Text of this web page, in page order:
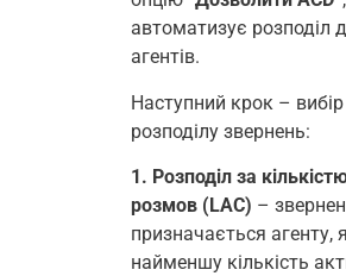
автоматизує розподіл
агентів.
Наступний крок –
розподілу звернень:
1. Розподіл за
розмов (LAC) –
призначається агенту,
найменшу кількість